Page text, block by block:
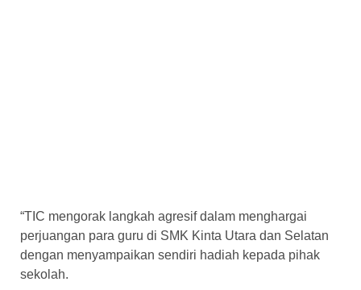
“TIC mengorak langkah agresif dalam menghargai
perjuangan para guru di SMK Kinta Utara dan Selatan
dengan menyampaikan sendiri hadiah kepada pihak
sekolah.